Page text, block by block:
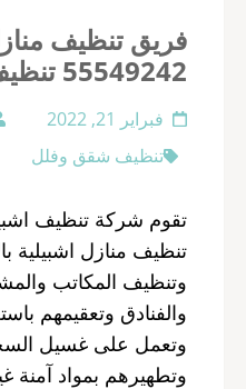
فريق تنظيف
55549242 تنظيف شقق وفلل
فبراير 21, 2022
تنظيف شقق وفلل
تقوم شركة تنظيف
تنظيف منازل اشبيلية
وتنظيف المكاتب
والفنادق وتعقيمهم
وتعمل على غسيل
وتطهيرهم بمواد آمنة